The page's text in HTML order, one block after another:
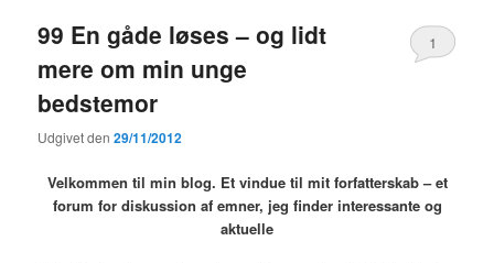
99 En gåde løses – og lidt
mere om min unge
bedstemor
Udgivet den29/11/2012
1
Velkommen til min blog. Et vindue til mit forfatterskab – et
forum for diskussion af emner, jeg finder interessante og
aktuelle